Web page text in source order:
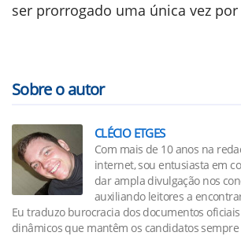
ser prorrogado uma única vez
Sobre o autor
CLÉCIO ETGES
Com mais de 10 anos na
internet, sou entusiasta em
dar ampla divulgação nos
auxiliando leitores a
Eu traduzo burocracia dos documentos
dinâmicos que mantêm os candidatos